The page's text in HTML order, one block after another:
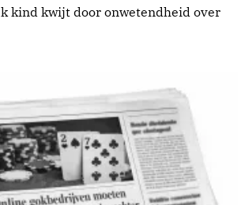
kind kwijt door onwetendheid over